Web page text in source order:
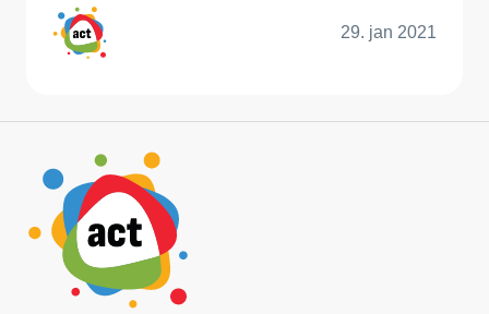
29. jan 2021